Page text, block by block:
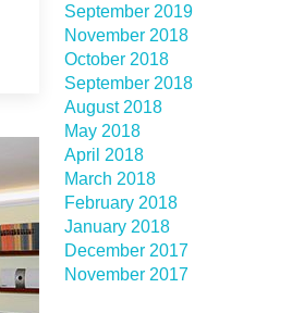
September 2019
November 2018
October 2018
September 2018
August 2018
May 2018
April 2018
March 2018
February 2018
January 2018
December 2017
November 2017